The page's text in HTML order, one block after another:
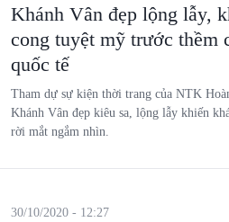
Khánh Vân đẹp lộng lẫy,
cong tuyệt mỹ trước thềm
quốc tế
Tham dự sự kiện thời trang của NTK
Khánh Vân đẹp kiêu sa, lộng lẫy khiến
rời mắt ngắm nhìn.
30/10/2020 - 12:27